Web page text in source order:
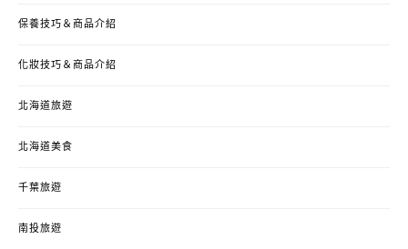
保養技巧＆商品介紹
化妝技巧＆商品介紹
北海道旅遊
北海道美食
千葉旅遊
南投旅遊